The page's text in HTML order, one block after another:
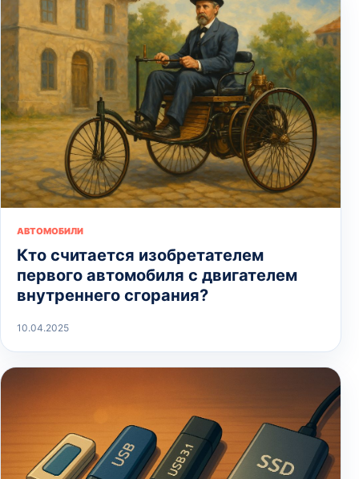
АВТОМОБИЛИ
Кто считается изобретателем
первого автомобиля с двигателем
внутреннего сгорания?
10.04.2025